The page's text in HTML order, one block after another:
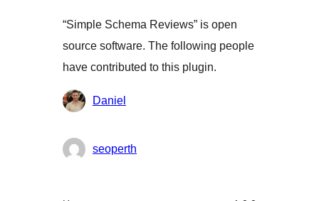
“Simple Schema Reviews” is open
source software. The following people
have contributed to this plugin.
Мүчөлөрү
Daniel
seoperth